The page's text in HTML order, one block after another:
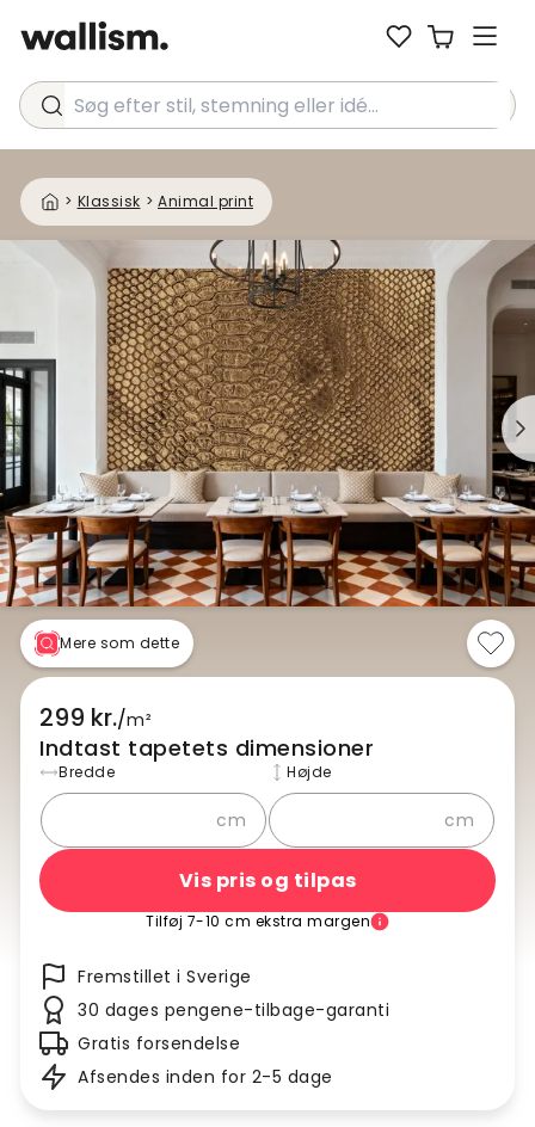
Søg efter stil, stemning eller idé...
> Klassisk > Animal print
Mere som dette
299 kr./m²
Indtast tapetets dimensioner
Bredde
cm
Højde
cm
Vis pris og tilpas
Tilføj 7-10 cm ekstra margen
Fremstillet i Sverige
30 dages pengene-tilbage-garanti
Gratis forsendelse
Afsendes inden for 2-5 dage